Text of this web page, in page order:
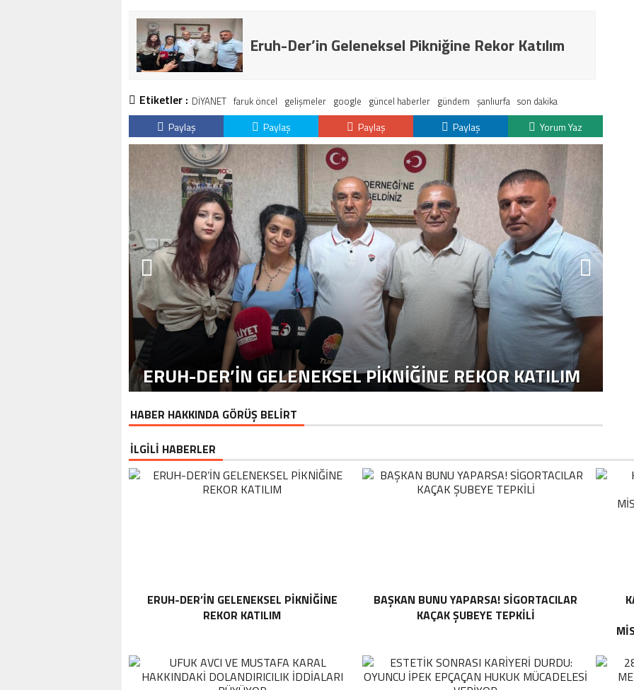
Eruh-Der’in Geleneksel Pikniğine Rekor Katılım
Etiketler : DİYANET faruk öncel gelişmeler google güncel haberler gündem şanlıurfa son dakika
Paylaş Paylaş Paylaş Paylaş Yorum Yaz
ERUH-DER’IN GELENEKSEL PIKNIĞINE REKOR KATILIM
HABER HAKKINDA GÖRÜŞ BELİRT
İLGİLİ HABERLER
ERUH-DER’IN GELENEKSEL PIKNIĞINE
REKOR KATILIM
BAŞKAN BUNU YAPARSA! SIGORTACILAR
KAÇAK ŞUBEYE TEPKILI